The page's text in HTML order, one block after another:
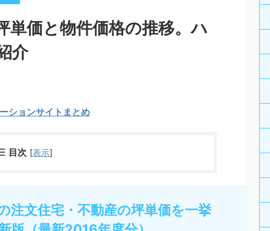
単価と物件価格の推移。ハ
介
ションサイトまとめ
目次 [表示]
注文住宅・不動産の坪単価を一挙